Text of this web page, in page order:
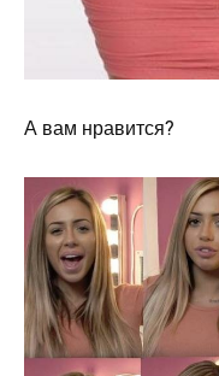
А вам нравится?